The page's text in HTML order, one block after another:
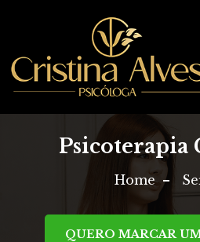
Psicoterapia
Home
QUERO MARCAR